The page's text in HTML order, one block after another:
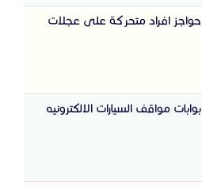
حواجز افراد متحركة على عجلات
بوابات مواقف السيارات الالكترونيه